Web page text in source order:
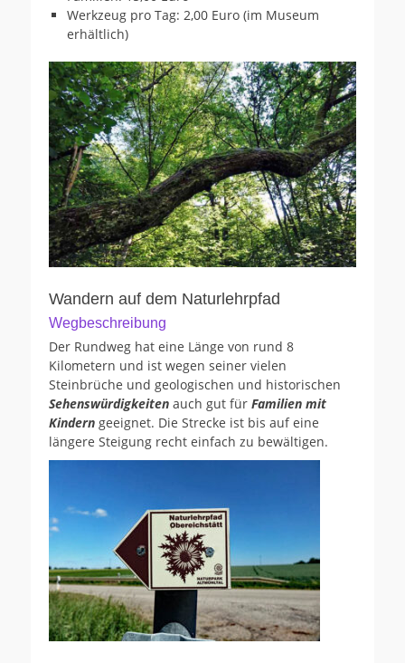
Werkzeug pro Tag: 2,00 Euro (im Museum
erhältlich)
Wandern auf dem Naturlehrpfad
Wegbeschreibung
Der Rundweg hat eine Länge von rund 8
Kilometern und ist wegen seiner vielen
Steinbrüche und geologischen und historischen
Sehenswürdigkeiten auch gut für Familien mit
Kindern geeignet. Die Strecke ist bis auf eine
längere Steigung recht einfach zu bewältigen.